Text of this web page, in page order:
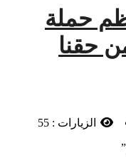
حملة
حقنا
الزيارات : 55